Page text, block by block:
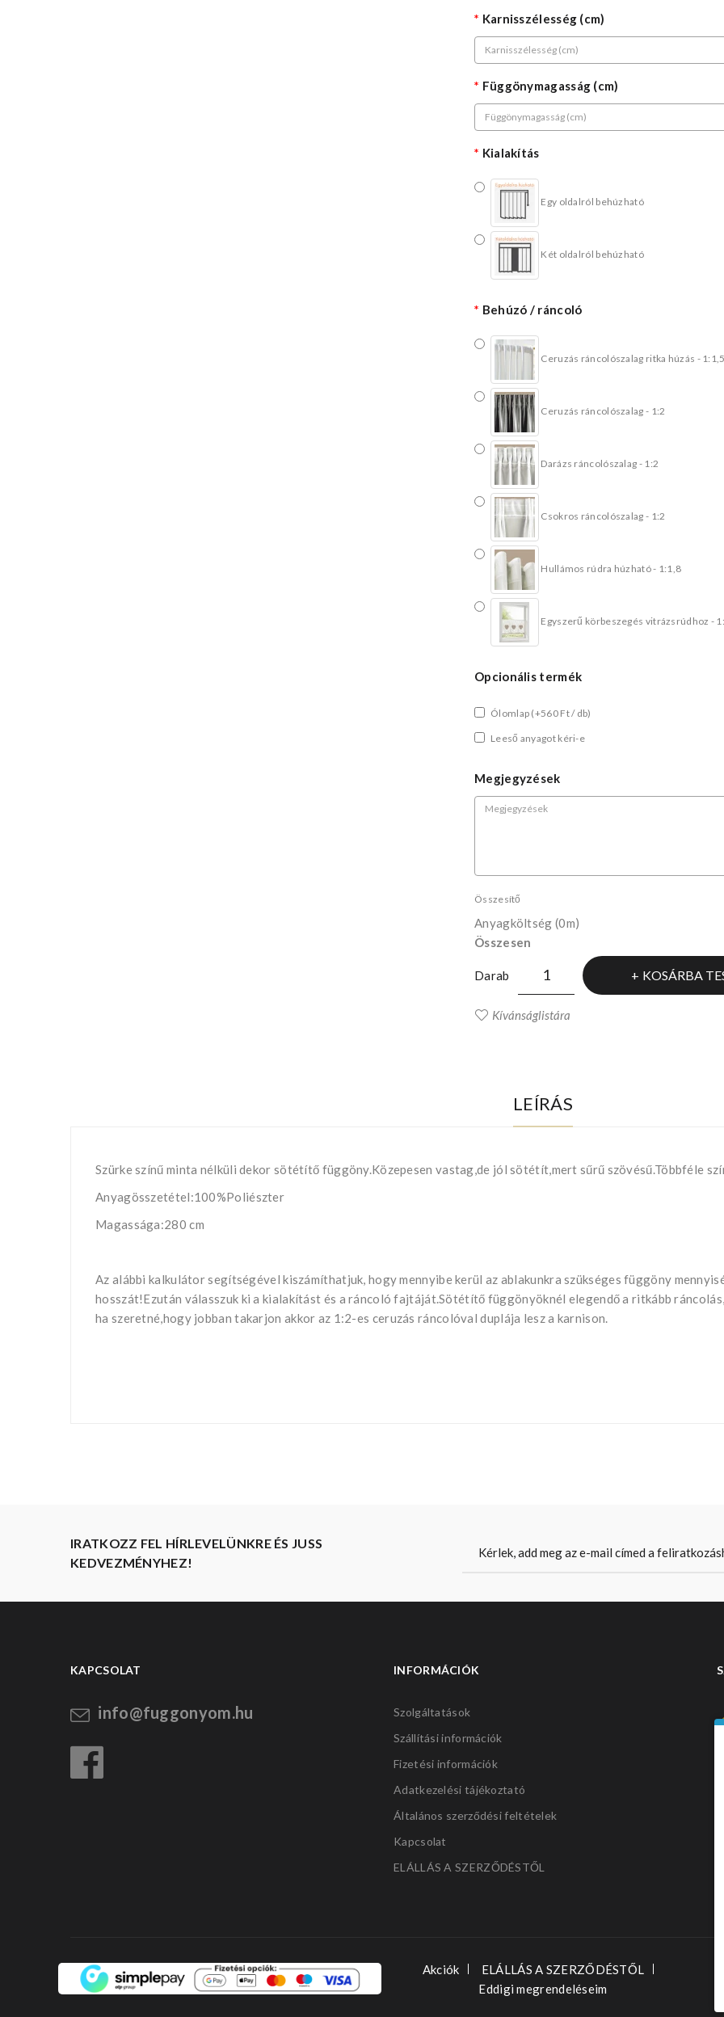
Karnisszélesség (cm)
Függönymagasság (cm)
Kialakítás
Egy oldalról behúzható
Két oldalról behúzható
Behúzó / ráncoló
Ceruzás ráncolószalag ritka húzás - 1:1,5
Ceruzás ráncolószalag - 1:2
Darázs ráncolószalag - 1:2
Csokros ráncolószalag - 1:2
Hullámos rúdra húzható - 1:1,8
Egyszerű körbeszegés vitrázsrúdhoz -
Opcionális termék
Ólomlap (+560 Ft / db)
Leeső anyagot kéri-e
Megjegyzések
Összesítő
Anyagköltség (0m)
Összesen
Darab KOSÁRBA
Kívánságlistára
LEÍRÁS
Szürke színű minta nélküli dekor sötétítő függöny.Közepesen vastag,de jól sötétít,mert sűrű szövésű.Többféle
Anyagösszetétel:100%Poliészter
Magassága:280 cm
Az alábbi kalkulátor segítségével kiszámíthatjuk, hogy mennyibe kerül az ablakunkra szükséges függöny
hosszát!Ezután válasszuk ki a kialakítást és a ráncoló fajtáját.Sötétítő függönyöknél elegendő a ritkább
ha szeretné,hogy jobban takarjon akkor az 1:2-es ceruzás ráncolóval duplája lesz a karnison.
IRATKOZZ FEL HÍRLEVELÜNKRE ÉS JUSS
KEDVEZMÉNYHEZ!
KAPCSOLAT
info@fuggonyom.hu
INFORMÁCIÓK
Szolgáltatások
Szállítási információk
Fizetési információk
Adatkezelési tájékoztató
Általános szerződési feltételek
Kapcsolat
ELÁLLÁS A SZERZŐDÉSTŐL
Akciók
ELÁLLÁS A SZERZŐDÉSTŐL
Eddigi megrendeléseim